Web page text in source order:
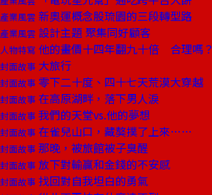
產業風雲 新奧運概念股琉園的三段轉型路
產業風雲 設計主題 聚集同好顧客
人物特寫 他的畫價十四年翻九十倍 合理嗎？
封面故事 大旅行
封面故事 零下二十度、四十七天荒漠大穿越
封面故事 在高原湖畔，落下男人淚
封面故事 我們的天堂vs.他的夢想
封面故事 在雀兒山口，藏獒撲了上來……
封面故事 那晚，被旅館被子臭醒
封面故事 放下對輸贏和金錢的不安感
封面故事 找回對自我坦白的勇氣